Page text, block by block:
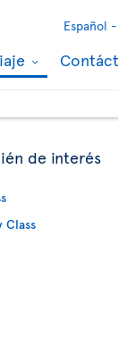
Español -
de interés
Class